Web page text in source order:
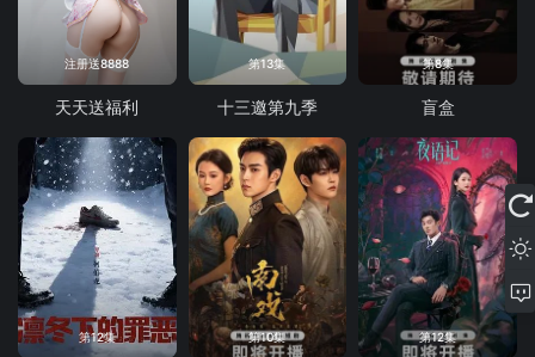
注册送8888
天天送福利
第13集
十三邀第九季
第8集
盲盒
第12集 第10集 第12集